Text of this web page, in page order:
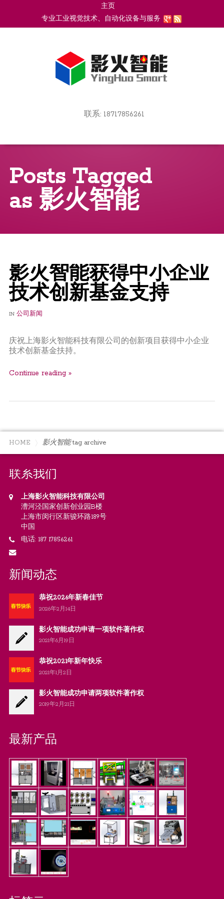
主页
专业工业视觉技术、自动化设备与服务
navigation
联系: 18717856261
Posts Tagged
as 影火智能
影火智能获得中小企业
技术创新基金支持
IN 公司新闻
庆祝上海影火智能科技有限公司的创新项目获得中小企业
技术创新基金扶持。
Continue reading »
HOME 影火智能tag archive
联系我们
上海影火智能科技有限公司
漕河泾国家创新创业园B楼
上海市闵行区新骏环路189号
中国
电话: 187 17856261
新闻动态
恭祝2026年新春佳节
2026年2月14日
影火智能成功申请一项软件著作权
2021年6月19日
恭祝2021年新年快乐
2021年1月2日
影火智能成功申请两项软件著作权
2019年2月21日
最新产品